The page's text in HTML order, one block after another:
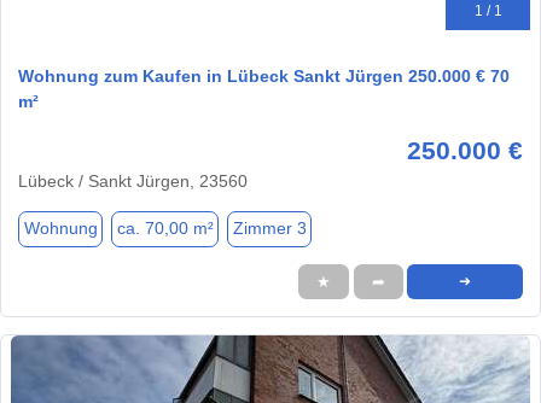
1 / 1
Wohnung zum Kaufen in Lübeck Sankt Jürgen 250.000 € 70
m²
250.000 €
Lübeck / Sankt Jürgen, 23560
Wohnung ca. 70,00 m² Zimmer 3
★ ➦ ➜